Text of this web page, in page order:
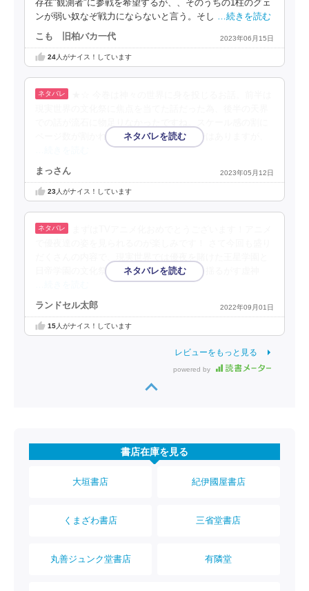
存在"観測者"に参戦を希望するが、、そのうちの1柱のグェ
ンが弱い奴なぞ戦力にならないと言う。そし …続きを読む
こも 旧柏バカ一代 2023年06月15日
24人がナイス！しています
ページ数が割かれないので仕方の無い事ではありますが、
まっさん 2023年05月12日
23人がナイス！しています
日帝学園の文化祭勝負、異世界では世界を揺るがす虚神
ランドセル太郎 2022年09月01日
15人がナイス！しています
レビューをもっと見る
powered by
書店在庫を見る
大垣書店 紀伊國屋書店
くまざわ書店 三省堂書店
丸善ジュンク堂書店 有隣堂